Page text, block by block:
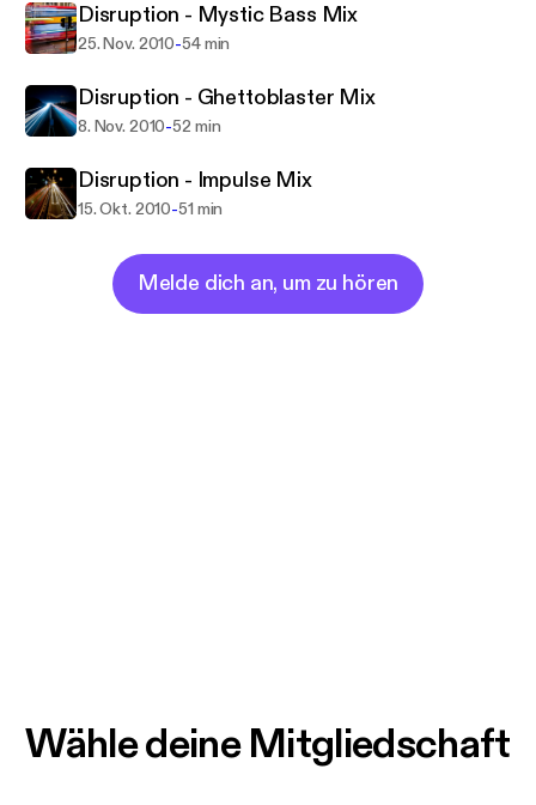
Disruption - Mystic Bass Mix
25. Nov. 2010-54 min
Disruption - Ghettoblaster Mix
8. Nov. 2010-52 min
Disruption - Impulse Mix
15. Okt. 2010-51 min
Melde dich an, um zu hören
Wähle deine Mitgliedschaft